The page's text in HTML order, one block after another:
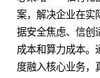
案，解决企业在实
据安全焦虑、信创
成本和算力成本。
度融入核心业务，